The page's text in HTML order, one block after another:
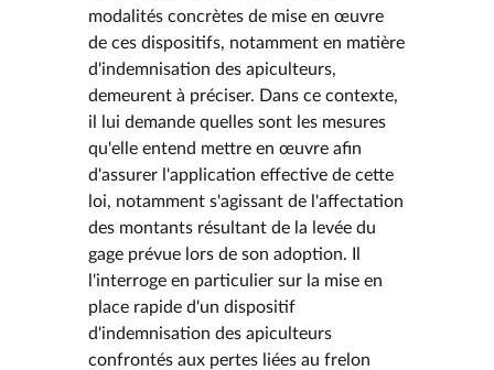
modalités concrètes de mise en œuvre
de ces dispositifs, notamment en matière
d'indemnisation des apiculteurs,
demeurent à préciser. Dans ce contexte,
il lui demande quelles sont les mesures
qu'elle entend mettre en œuvre afin
d'assurer l'application effective de cette
loi, notamment s'agissant de l'affectation
des montants résultant de la levée du
gage prévue lors de son adoption. Il
l'interroge en particulier sur la mise en
place rapide d'un dispositif
d'indemnisation des apiculteurs
confrontés aux pertes liées au frelon